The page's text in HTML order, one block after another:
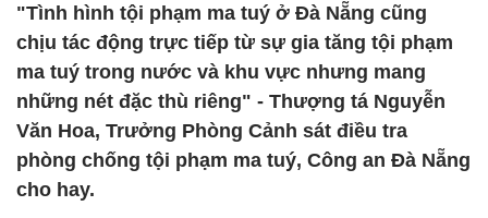
"Tình hình tội phạm ma tuý ở Đà Nẵng cũng
chịu tác động trực tiếp từ sự gia tăng tội phạm
ma tuý trong nước và khu vực nhưng mang
những nét đặc thù riêng" - Thượng tá Nguyễn
Văn Hoa, Trưởng Phòng Cảnh sát điều tra
phòng chống tội phạm ma tuý, Công an Đà Nẵng
cho hay.